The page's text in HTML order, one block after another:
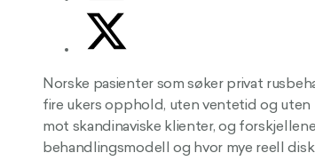
Norske pasienter som søker privat
fire ukers opphold, uten ventetid og uten
mot skandinaviske klienter, og
behandlingsmodell og hvor mye reell